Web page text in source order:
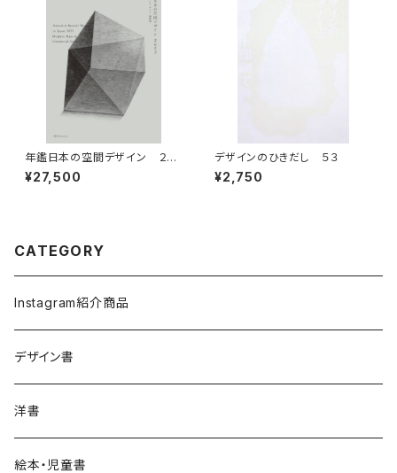
年鑑日本の空間デザイン ２０
２５
¥27,500
デザインのひきだし ５３
¥2,750
CATEGORY
Instagram紹介商品
デザイン書
洋書
絵本・児童書